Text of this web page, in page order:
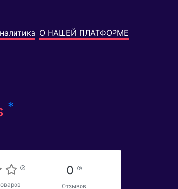
О НАШЕЙ ПЛАТФОРМЕ
*
0
Отзывов